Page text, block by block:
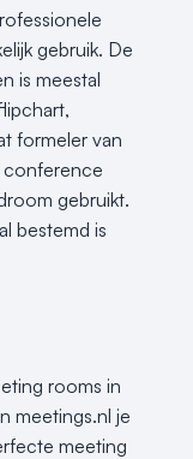
gebruik. De
is meestal
formeler van
conference
gebruikt.
bestemd is
rooms in
meetings.nl je
meeting